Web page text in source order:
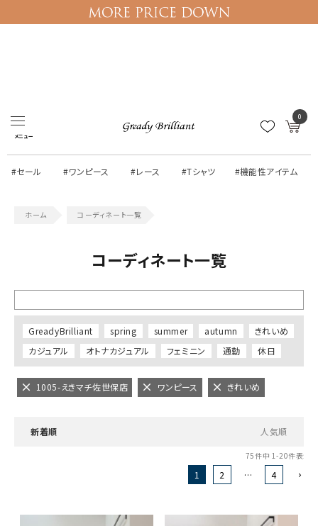
メニュー
0
マイページ
#セール #ワンピース #レース #Tシャツ #機能性アイテム
コーディネート一覧
コーディネート一覧
GreadyBrilliant spring summer autumn
きれいめ
カジュアル
オトナカジュアル フェミニン 通勤 休日
1005-えきマチ佐世保店 ワンピース きれいめ
新着順 人気順
75 件中 1-20件表示
1 2 … 4